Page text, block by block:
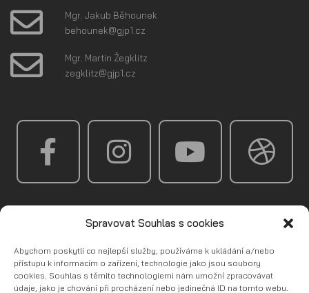
Spravovat Souhlas s cookies
Abychom poskytli co nejlepší služby, používáme k ukládání a/nebo
přístupu k informacím o zařízení, technologie jako jsou soubory
cookies. Souhlas s těmito technologiemi nám umožní zpracovávat
údaje, jako je chování při procházení nebo jedinečná ID na tomto webu.
Mgr. Jakub Běhounek
zc.1pjg
@kenuoheb
Mgr. Martin Žegklitz
zc.1pjg
@ztilkgez
NĚCO VÁS TRÁPÍ?